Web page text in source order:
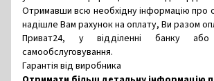
Отримавши всю необхідну інформацію про
надішле Вам рахунок на оплату, Ви разом
Приват24, у відділенні банку
самообслуговування.
Гарантія від виробника